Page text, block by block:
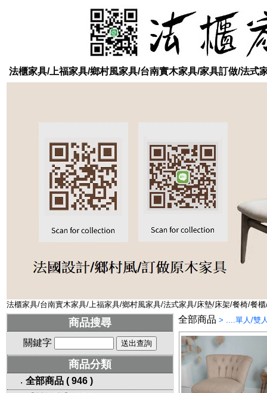
法櫃家具/上福家具/鄉村風家具/台南實木家具/家具訂做/法式
法櫃家具/台南實木家具/上福家具/鄉村風家具/法式家具/床墊/床架/餐椅/餐
商品搜尋
關鍵字
商品分類
‧ 全部商品 ( 946 )
全部商品 > ....單人/雙